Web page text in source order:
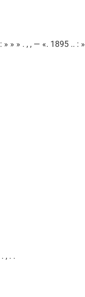
» » » . , , — «. 1895 .. : »
, . .